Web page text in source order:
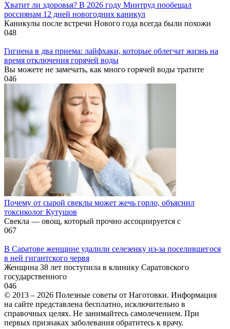
Хватит ли здоровья? В 2026 году Минтруд пообещал
россиянам 12 дней новогодних каникул
Каникулы после встречи Нового года всегда были похожи
048
Гигиена в два приема: лайфхаки, которые облегчат жизнь на
время отключения горячей воды
Вы можете не замечать, как много горячей воды тратите
046
Почему от сырой свеклы может жечь горло, объяснил
токсиколог Кутушов
Свекла — овощ, который прочно ассоциируется с
067
В Саратове женщине удалили селезенку из-за поселившегося
в ней гигантского червя
Женщина 38 лет поступила в клинику Саратовского
государственного
046
© 2013 – 2026 Полезные советы от Наготовки. Информация
на сайте представлена бесплатно, исключительно в
справочных целях. Не занимайтесь самолечением. При
первых признаках заболевания обратитесь к врачу.